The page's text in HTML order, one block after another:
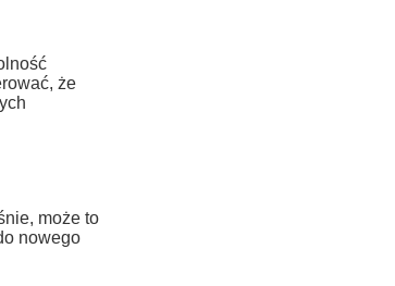
że
może to
nowego